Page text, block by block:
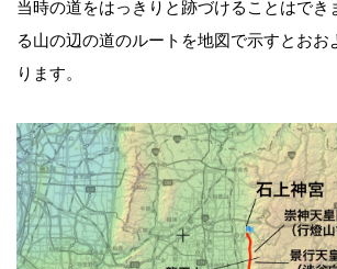
当時の道をはっきりと跡づけることはでき
る山の辺の道のルートを地図で示すとおお
ります。